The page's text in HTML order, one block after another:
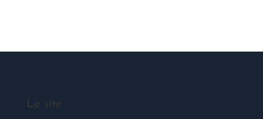
Le site